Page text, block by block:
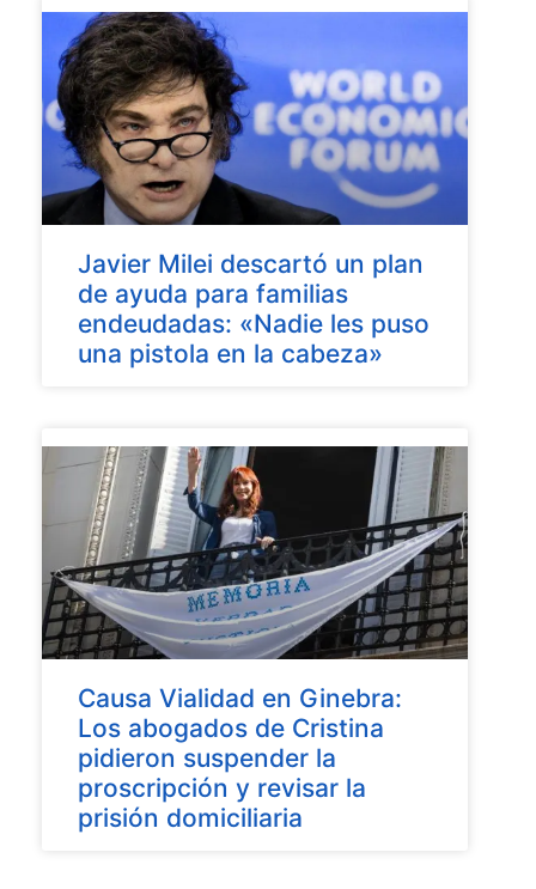
Javier Milei descartó un plan
de ayuda para familias
endeudadas: «Nadie les puso
una pistola en la cabeza»
Causa Vialidad en Ginebra:
Los abogados de Cristina
pidieron suspender la
proscripción y revisar la
prisión domiciliaria